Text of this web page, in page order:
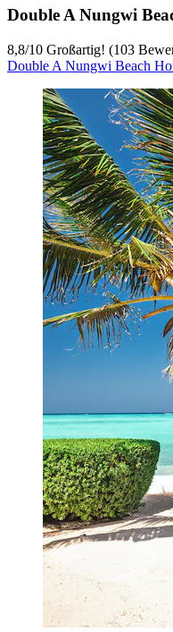
Double A Nungwi
8,8/10 Großartig! (103
Double A Nungwi Beach